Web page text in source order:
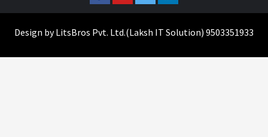
Design byLitsBros Pvt. Ltd.(Laksh IT Solution) 9503351933